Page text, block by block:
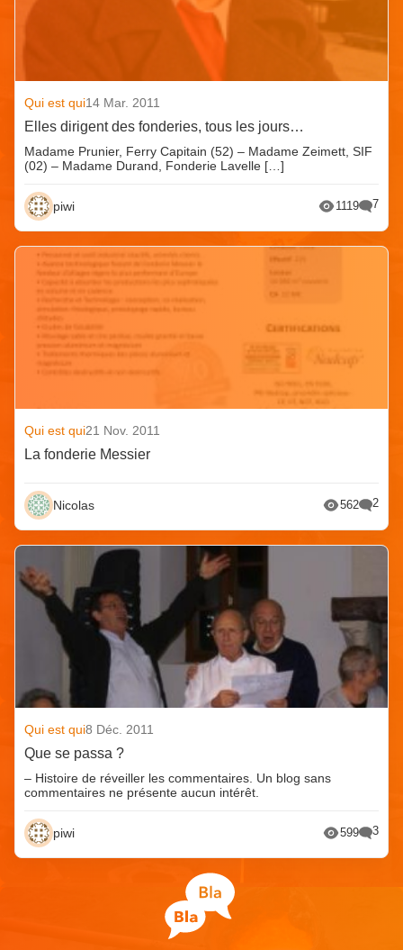
Qui est qui14 Mar. 2011
Elles dirigent des fonderies, tous les jours…
Madame Prunier, Ferry Capitain (52) – Madame Zeimett, SIF
(02) – Madame Durand, Fonderie Lavelle […]
piwi 1119 7
Qui est qui21 Nov. 2011
La fonderie Messier
Nicolas 562 2
Qui est qui8 Déc. 2011
Que se passa ?
– Histoire de réveiller les commentaires. Un blog sans
commentaires ne présente aucun intérêt.
piwi 599 3